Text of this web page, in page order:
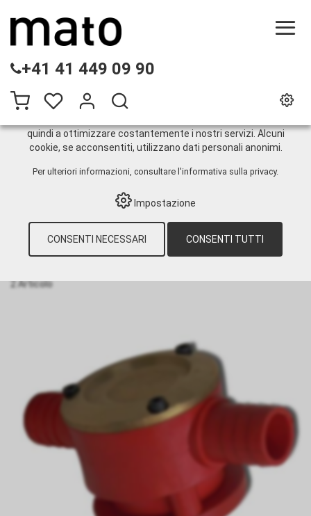
+41 41 449 09 90
Pompe di perforazione
TECNICA INDUSTRIALE
DIESEL › POMPE ELETTRICHE › POMPE DI
PERFORAZIONE
2 Articolo
QUESTO SITO WEB UTILIZZA I COOKIE
Sul nostro sito web utilizziamo diversi cookie: alcuni sono
necessari per il corretto funzionamento del sito, altri
consentono di utilizzare più funzionalità, altri ancora ci
quindi a ottimizzare costantemente i nostri servizi. Alcuni
cookie, se acconsentiti, utilizzano dati personali anonimi.
Per ulteriori informazioni, consultare l'informativa sulla privacy.
Impostazione
CONSENTI NECESSARI CONSENTI TUTTI